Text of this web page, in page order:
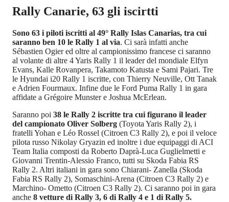
Rally Canarie, 63 gli iscirtti
Sono 63 i piloti iscritti al 49° Rally Islas Canarias, tra cui
saranno ben 10 le Rally 1 al via. Ci sarà infatti anche
Sébastien Ogier ed oltre al campionissimo francese ci saranno
al volante di altre 4 Yaris Rally 1 il leader del mondiale Elfyn
Evans, Kalle Rovanpera, Takamoto Katusta e Sami Pajari. Tre
le Hyundai i20 Rally 1 iscritte, con Thierry Neuville, Ott Tanak
e Adrien Fourmaux. Infine due le Ford Puma Rally 1 in gara
affidate a Grégoire Munster e Joshua McErlean.
Saranno poi 38 le Rally 2 iscritte tra cui figurano il leader
del campionato Oliver Solberg (Toyota Yaris Rally 2), i
fratelli Yohan e Léo Rossel (Citroen C3 Rally 2), e poi il veloce
pilota russo Nikolay Gryazin ed inoltre i due equipaggi di ACI
Team Italia composti da Roberto Daprà-Luca Guglielmetti e
Giovanni Trentin-Alessio Franco, tutti su Skoda Fabia RS
Rally 2. Altri italiani in gara sono Chiarani- Zanella (Skoda
Fabia RS Rally 2), Somaschini-Arena (Citroen C3 Rally 2) e
Marchino- Ometto (Citroen C3 Rally 2). Ci saranno poi in gara
anche 8 vetture di Rally 3, 6 di Rally 4 e 1 di Rally 5.